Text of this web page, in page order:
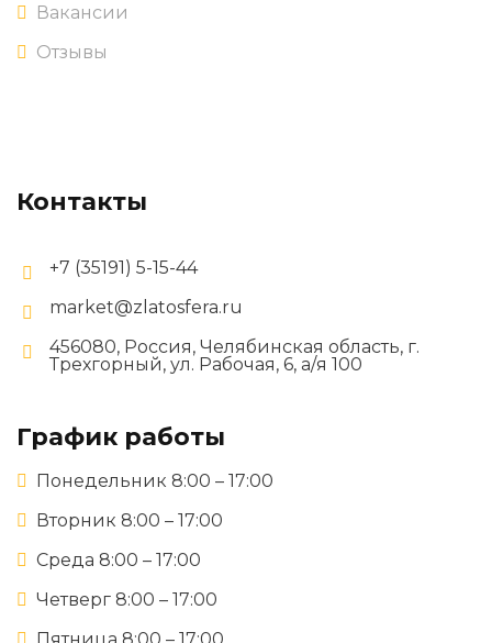
Вакансии
Отзывы
Контакты
+7 (35191) 5-15-44
market@zlatosfera.ru
456080, Россия, Челябинская область, г.
Трехгорный, ул. Рабочая, 6, а/я 100
График работы
Понедельник 8:00 – 17:00
Вторник 8:00 – 17:00
Среда 8:00 – 17:00
Четверг 8:00 – 17:00